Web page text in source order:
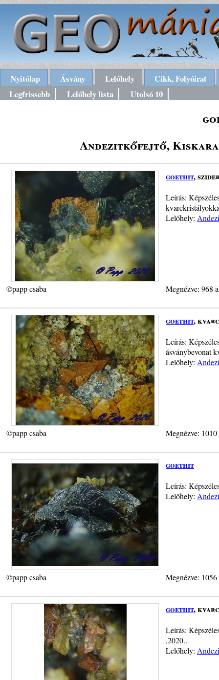
Nyitólap Ásvány Lelőhely
Cikk, Folyóirat
Legfrissebb
Lelőhely lista Utolsó 10
Andezitkőfejtő,
goethit,
Leírás:
Lelőhely:
©papp csaba Megnézve: 968
goethit, kvarc
Leírás:
ásványbevonat
Lelőhely:
©papp csaba Megnézve:
goethit
Leírás:
Lelőhely:
©papp csaba Megnézve:
goethit, kvarc
Leírás:
,2020..
Lelőhely: